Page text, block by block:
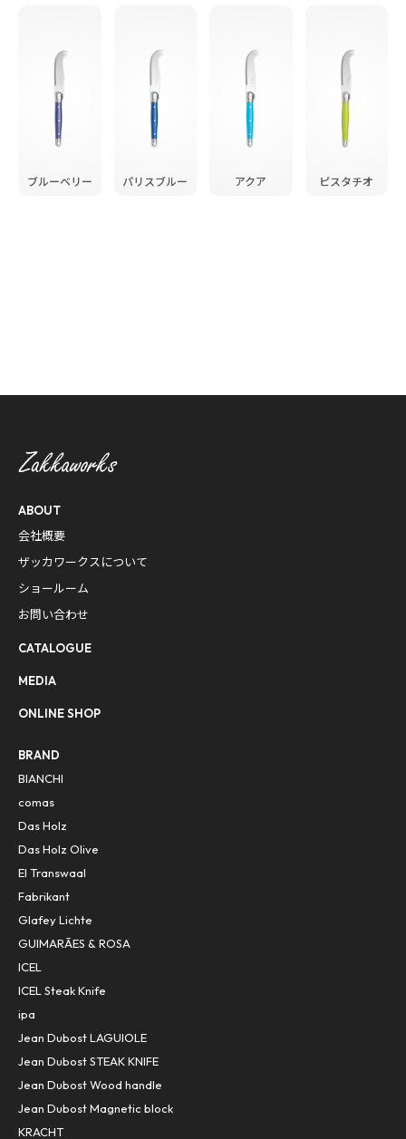
ブルーベリー パリスブルー アクア ピスタチオ
ABOUT
会社概要
ザッカワークスについて
ショールーム
お問い合わせ
CATALOGUE
MEDIA
ONLINE SHOP
BRAND
BIANCHI
comas
Das Holz
Das Holz Olive
El Transwaal
Fabrikant
Glafey Lichte
GUIMARÃES & ROSA
ICEL
ICEL Steak Knife
ipa
Jean Dubost LAGUIOLE
Jean Dubost STEAK KNIFE
Jean Dubost Wood handle
Jean Dubost Magnetic block
KRACHT